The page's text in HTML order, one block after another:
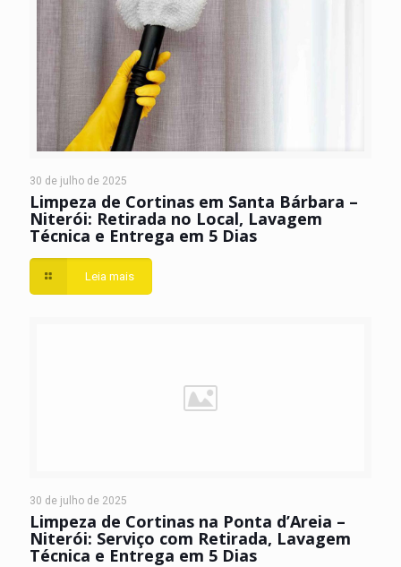
30 de julho de 2025
Limpeza de Cortinas em Santa Bárbara –
Niterói: Retirada no Local, Lavagem
Técnica e Entrega em 5 Dias
Leia mais
30 de julho de 2025
Limpeza de Cortinas na Ponta d’Areia –
Niterói: Serviço com Retirada, Lavagem
Técnica e Entrega em 5 Dias